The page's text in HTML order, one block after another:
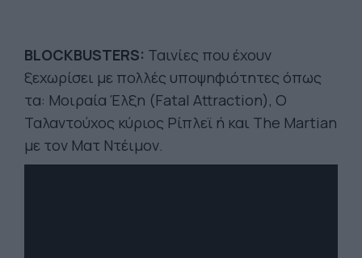
BLOCKBUSTERS: Ταινίες που έχουν
ξεχωρίσει με πολλές υποψηφιότητες όπως
τα: Μοιραία Έλξη (Fatal Attraction), Ο
Ταλαντούχος κύριος Ρίπλεϊ ή και The Martian
με τον Ματ Ντέιμον.